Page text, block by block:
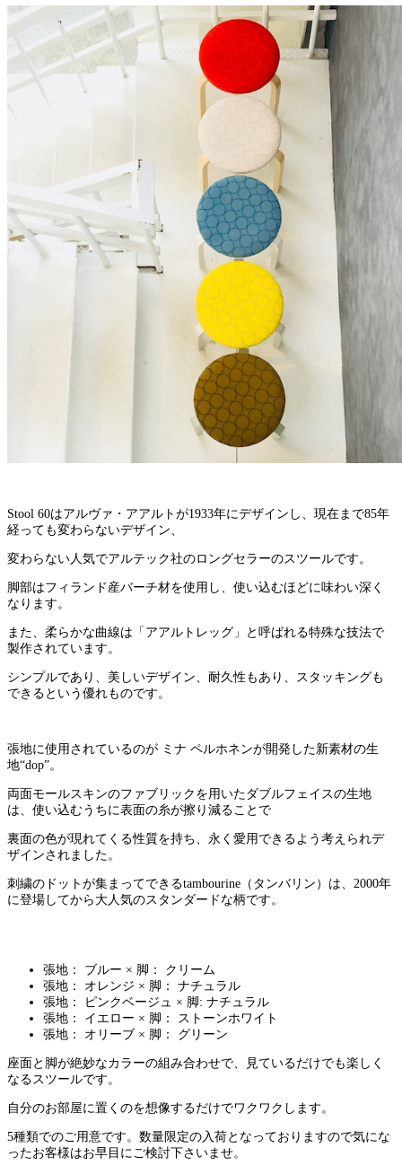
Stool 60はアルヴァ・アアルトが1933年にデザインし、現在まで85年
経っても変わらないデザイン、
変わらない人気でアルテック社のロングセラーのスツールです。
脚部はフィランド産バーチ材を使用し、使い込むほどに味わい深く
なります。
また、柔らかな曲線は「アアルトレッグ」と呼ばれる特殊な技法で
製作されています。
シンプルであり、美しいデザイン、耐久性もあり、スタッキングも
できるという優れものです。
張地に使用されているのが ミナ ペルホネンが開発した新素材の生
地“dop”。
両面モールスキンのファブリックを用いたダブルフェイスの生地
は、使い込むうちに表面の糸が擦り減ることで
裏面の色が現れてくる性質を持ち、永く愛用できるよう考えられデ
ザインされました。
刺繍のドットが集まってできるtambourine（タンバリン）は、2000年
に登場してから大人気のスタンダードな柄です。
張地： ブルー × 脚： クリーム
張地： オレンジ × 脚： ナチュラル
張地： ピンクベージュ × 脚: ナチュラル
張地： イエロー × 脚： ストーンホワイト
張地： オリーブ × 脚： グリーン
座面と脚が絶妙なカラーの組み合わせで、見ているだけでも楽しく
なるスツールです。
自分のお部屋に置くのを想像するだけでワクワクします。
5種類でのご用意です。数量限定の入荷となっておりますので気にな
ったお客様はお早目にご検討下さいませ。